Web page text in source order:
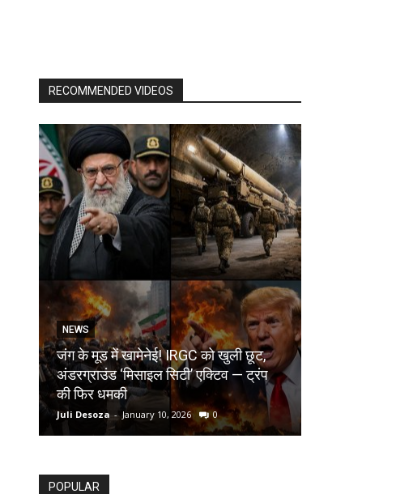
RECOMMENDED VIDEOS
NEWS
जंग के मूड में खामेनेई! IRGC को खुली छूट,
अंडरग्राउंड ‘मिसाइल सिटी’ एक्टिव — ट्रंप
की फिर धमकी
Juli Desoza - January 10, 2026 0
POPULAR